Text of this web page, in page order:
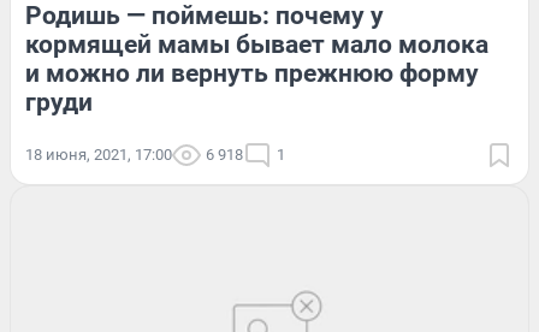
Родишь — поймешь: почему у
кормящей мамы бывает мало молока
и можно ли вернуть прежнюю форму
груди
18 июня, 2021, 17:00 6 918 1